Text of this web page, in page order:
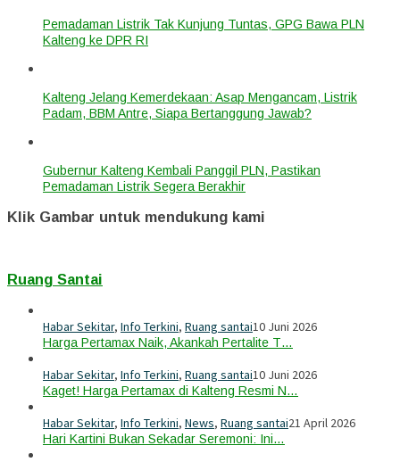
Pemadaman Listrik Tak Kunjung Tuntas, GPG Bawa PLN
Kalteng ke DPR RI
Kalteng Jelang Kemerdekaan: Asap Mengancam, Listrik
Padam, BBM Antre, Siapa Bertanggung Jawab?
Gubernur Kalteng Kembali Panggil PLN, Pastikan
Pemadaman Listrik Segera Berakhir
Klik Gambar untuk mendukung kami
Ruang Santai
Habar Sekitar, Info Terkini, Ruang santai10 Juni 2026
Harga Pertamax Naik, Akankah Pertalite T…
Habar Sekitar, Info Terkini, Ruang santai10 Juni 2026
Kaget! Harga Pertamax di Kalteng Resmi N…
Habar Sekitar, Info Terkini, News, Ruang santai21 April 2026
Hari Kartini Bukan Sekadar Seremoni: Ini…